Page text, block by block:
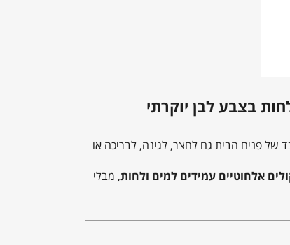
של פנים הבית גם לחצר, לגינה, לבריכה או
אלחוטיים עמידים למים ולחות, מבלי